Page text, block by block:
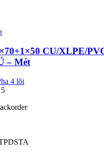
CU/XLPE/
– Mét
4 lõi